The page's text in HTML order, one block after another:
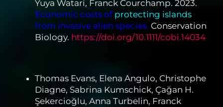
Yuya Watari, Franck Courchamp. 2023.
Economic costs of protecting islands
from invasive alien species. Conservation
Biology. https://doi.org/10.1111/cobi.14034
Thomas Evans, Elena Angulo, Christophe
Diagne, Sabrina Kumschick, Çağan H.
Şekercioğlu, Anna Turbelin, Franck